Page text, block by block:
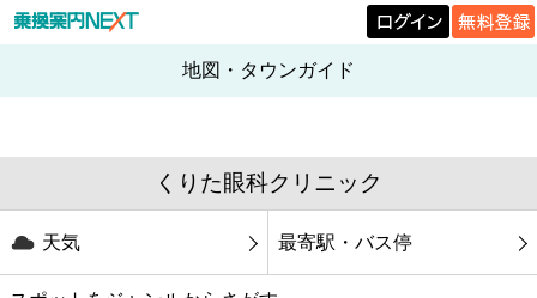
地図・タウンガイド
くりた眼科クリニック
天気 最寄駅・バス停